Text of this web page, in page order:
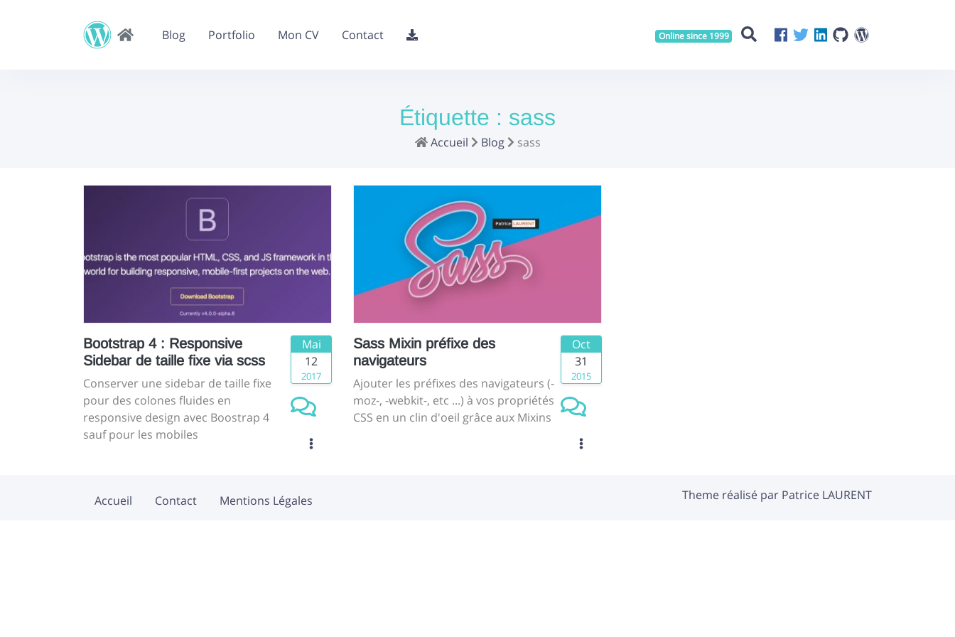
Blog Portfolio Mon CV Contact Online since 1999
Étiquette : sass
Accueil Blog sass
Bootstrap 4 : Responsive
Sidebar de taille fixe via scss
Conserver une sidebar de taille fixe
pour des colones fluides en
responsive design avec Boostrap 4
sauf pour les mobiles
Mai
12
2017
Sass Mixin préfixe des
navigateurs
Ajouter les préfixes des navigateurs (-
moz-, -webkit-, etc ...) à vos propriétés
CSS en un clin d'oeil grâce aux Mixins
Oct
31
2015
Accueil Contact Mentions Légales Theme réalisé par Patrice LAURENT